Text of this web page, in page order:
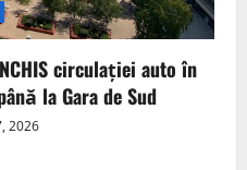
circulației auto în
la Gara de Sud
2026